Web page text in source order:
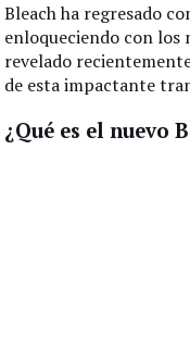
Bleach ha regresado
enloqueciendo con los
revelado
de esta impactante
¿Qué es el nuevo